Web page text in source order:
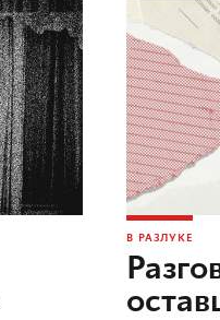
В РАЗЛУКЕ